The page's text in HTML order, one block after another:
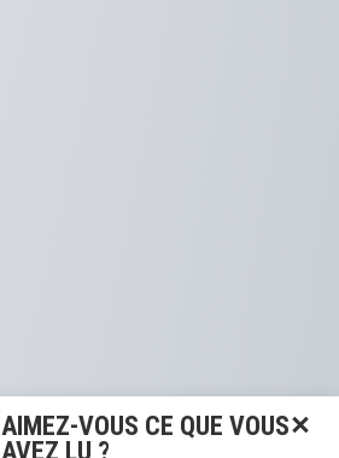
AIMEZ-VOUS CE QUE VOUS
AVEZ LU ?